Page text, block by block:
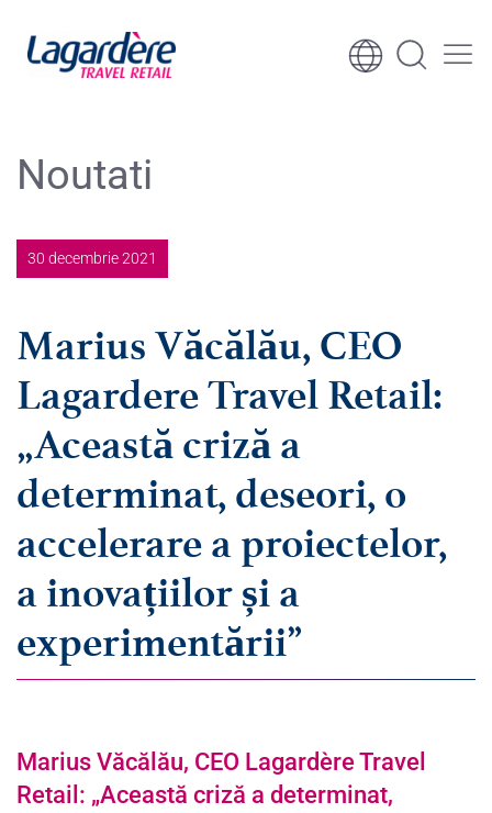
Sari la conținut
Noutati
30 decembrie 2021
Marius Văcălău, CEO
Lagardere Travel Retail:
„Această criză a
determinat, deseori, o
accelerare a proiectelor,
a inovațiilor și a
experimentării”
Marius Văcălău, CEO Lagardère Travel
Retail: „Această criză a determinat,